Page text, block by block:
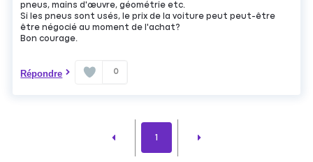
pneus, mains d'œuvre, géométrie etc.
Si les pneus sont usés, le prix de la voiture peut peut-être
être négocié au moment de l'achat?
Bon courage.
Répondre 0
1